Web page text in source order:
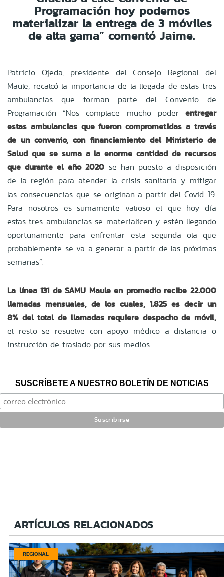
Programación hoy podemos
materializar la entrega de 3 móviles
de alta gama” comentó Jaime.
Patricio Ojeda, presidente del Consejo Regional del
Maule, recalcó la importancia de la llegada de estas tres
ambulancias que forman parte del Convenio de
Programación “Nos complace mucho poder entregar
estas ambulancias que fueron comprometidas a través
de un convenio, con financiamiento del Ministerio de
Salud que se suma a la enorme cantidad de recursos
que durante el año 2020 se han puesto a disposición
de la región para atender la crisis sanitaria y mitigar
las consecuencias que se originan a partir del Covid-19.
Para nosotros es sumamente valioso el que hoy día
estas tres ambulancias se materialicen y estén llegando
oportunamente para enfrentar esta segunda ola que
probablemente se va a generar a partir de las próximas
semanas”.
La línea 131 de SAMU Maule en promedio recibe 22.000
llamadas mensuales, de los cuales, 1.825 es decir un
8% del total de llamadas requiere despacho de móvil,
el resto se resuelve con apoyo médico a distancia o
instrucción de traslado por sus medios.
SUSCRÍBETE A NUESTRO BOLETÍN DE NOTICIAS
ARTÍCULOS RELACIONADOS
REGIONAL